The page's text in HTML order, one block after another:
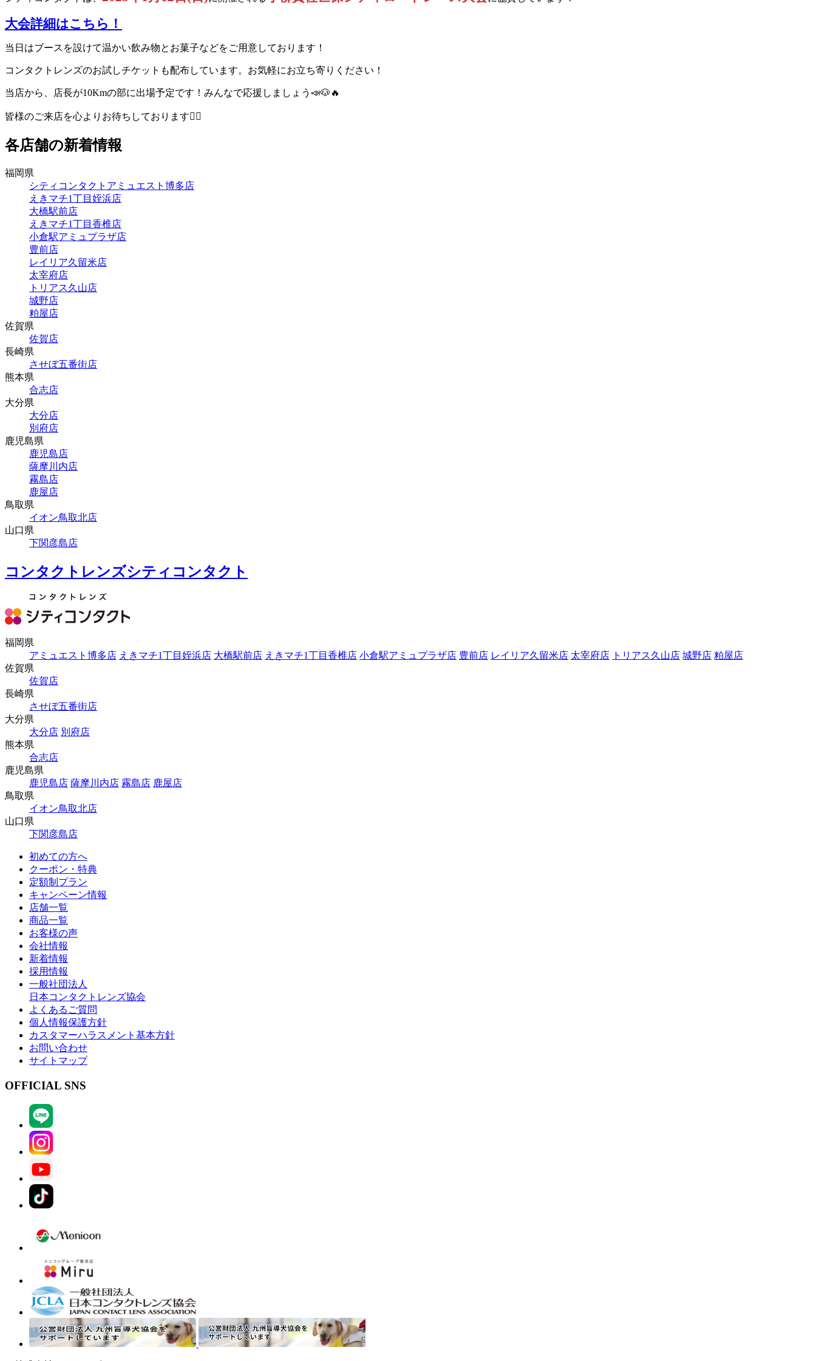
大会詳細はこちら！
当日はブースを設けて温かい飲み物とお菓子などをご用意しております！
コンタクトレンズのお試しチケットも配布しています。お気軽にお立ち寄りください！
当店から、店長が10Kmの部に出場予定です！みんなで応援しましょう📣🐶🔥
皆様のご来店を心よりお待ちしております🙋‍♀️
各店舗の新着情報
福岡県
シティコンタクトアミュエスト博多店
えきマチ1丁目姪浜店
大橋駅前店
えきマチ1丁目香椎店
小倉駅アミュプラザ店
豊前店
レイリア久留米店
太宰府店
トリアス久山店
城野店
粕屋店
佐賀県
佐賀店
長崎県
させぼ五番街店
熊本県
合志店
大分県
大分店
別府店
鹿児島県
鹿児島店
薩摩川内店
霧島店
鹿屋店
鳥取県
イオン鳥取北店
山口県
下関彦島店
コンタクトレンズシティコンタクト
福岡県
アミュエスト博多店 えきマチ1丁目姪浜店 大橋駅前店 えきマチ1丁目香椎店 小倉駅アミュプラザ店 豊前店 レイリア久留米店 太宰府店 トリアス久山店 城野店 粕屋店
佐賀県
佐賀店
長崎県
させぼ五番街店
大分県
大分店 別府店
熊本県
合志店
鹿児島県
鹿児島店 薩摩川内店 霧島店 鹿屋店
鳥取県
イオン鳥取北店
山口県
下関彦島店
初めての方へ
クーポン・特典
定額制プラン
キャンペーン情報
店舗一覧
商品一覧
お客様の声
会社情報
新着情報
採用情報
一般社団法人
日本コンタクトレンズ協会
よくあるご質問
個人情報保護方針
カスタマーハラスメント基本方針
お問い合わせ
サイトマップ
OFFICIAL SNS